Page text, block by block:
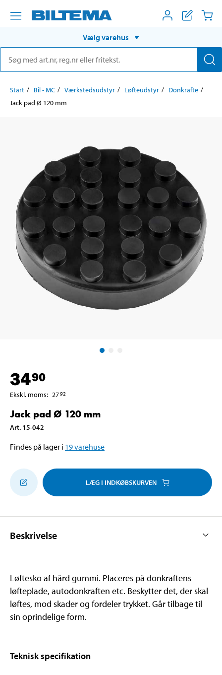
Vælg varehus
Start Bil - MC Værkstedsudstyr Løfteudstyr
Donkrafte
Jack pad Ø 120 mm
3490
Ekskl. moms: 2792
Jack pad Ø 120 mm
Art. 15-042
Findes på lager i 19varehuse
LÆG I INDKØBSKURVEN
Beskrivelse
Løftesko af hård gummi. Placeres på donkraftens
løfteplade, autodonkraften etc. Beskytter det, der skal
løftes, mod skader og fordeler trykket. Går tilbage til
sin oprindelige form.
Teknisk specifikation